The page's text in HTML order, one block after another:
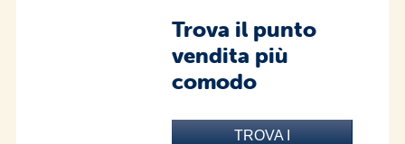
Trova il punto
vendita più
comodo
TROVA I